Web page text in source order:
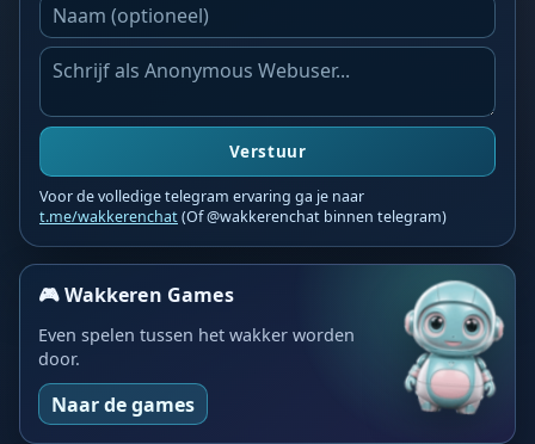
Verstuur
Voor de volledige telegram ervaring ga je naar
t.me/wakkerenchat(Of @wakkerenchat binnen telegram)
🎮 Wakkeren Games
Even spelen tussen het wakker worden
door.
Naar de games